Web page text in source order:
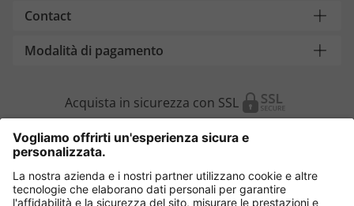
Contact
Modalità di pagamento
Acquista in sicurezza con SSL
Cambia Paese
Italia